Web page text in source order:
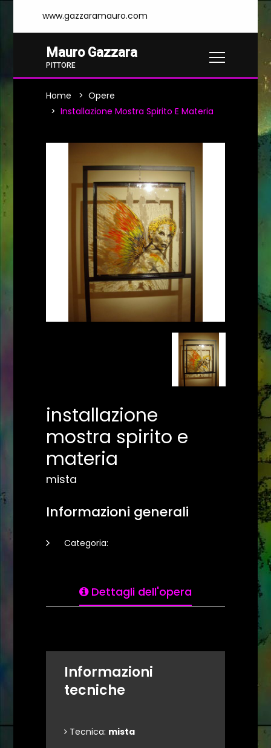
www.gazzaramauro.com
Mauro Gazzara
PITTORE
Home
Opere
Installazione Mostra Spirito E Materia
installazione
mostra spirito e
materia
mista
Informazioni generali
Categoria:
Dettagli dell'opera
Informazioni
tecniche
Tecnica: mista